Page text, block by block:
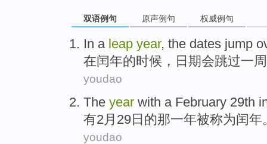
双语例句 原声例句 权威例句
In a leap year, the dates jump
在闰年的时候，日期会跳过一
youdao
The year with a February 29th
有2月29日的那一年被称为闰年
youdao